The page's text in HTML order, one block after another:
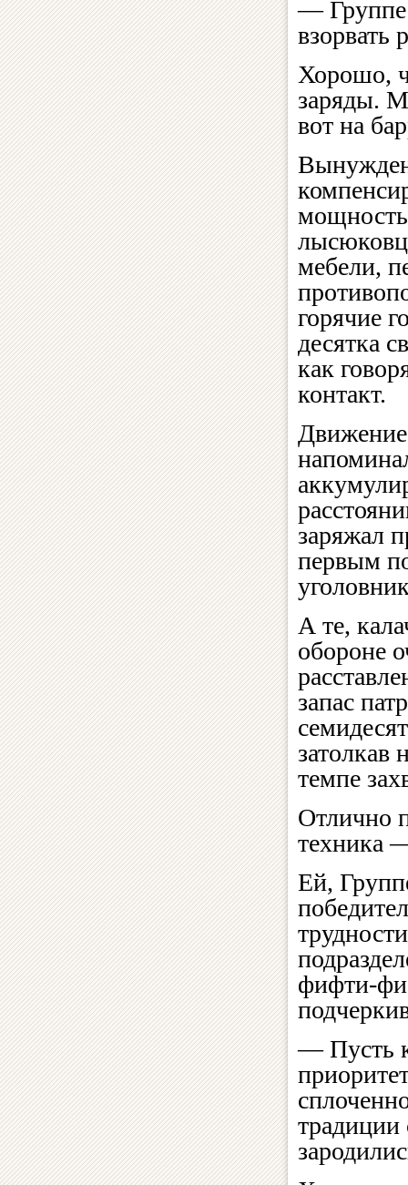
—
взорвать
Хорошо,
заряды.
вот на
мебели,
горячие
десятка
как
контакт.
заряжал
первым
А те,
обороне
запас
затолкав
темпе
Отлично
техника
Ей,
фифти-
— Пусть
традиции